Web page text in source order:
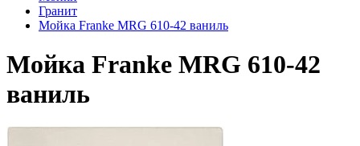
Гранит
Мойка Franke MRG 610-42 ваниль
Мойка Franke MRG 610-42
ваниль